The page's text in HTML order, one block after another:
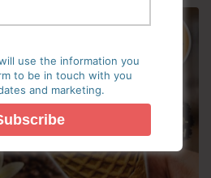
use the information you
to be in touch with you
and marketing.